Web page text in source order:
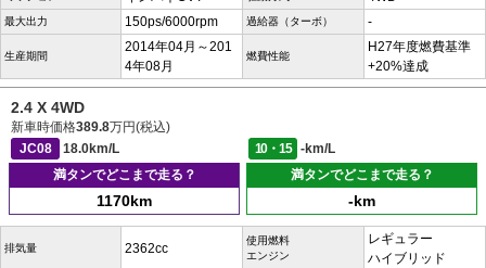
最大出力 150ps/6000rpm 過給器（ターボ） -
生産期間
2014年04月～201
4年08月
燃費性能
H27年度燃費基準
+20%達成
2.4 X 4WD
新車時価格389.8万円(税込)
JC08
18.0km/L 10・15
-km/L
満タンでどこまで走る？
1170km
満タンでどこまで走る？
-km
排気量 2362cc
使用燃料
エンジン
レギュラー
ハイブリッド